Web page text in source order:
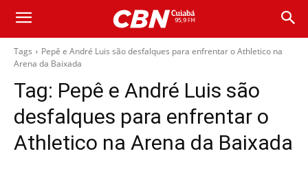
Tags
Pepê e André Luis são desfalques para enfrentar o Athletico na
Arena da Baixada
Tag: Pepê e André Luis são
desfalques para enfrentar o
Athletico na Arena da Baixada